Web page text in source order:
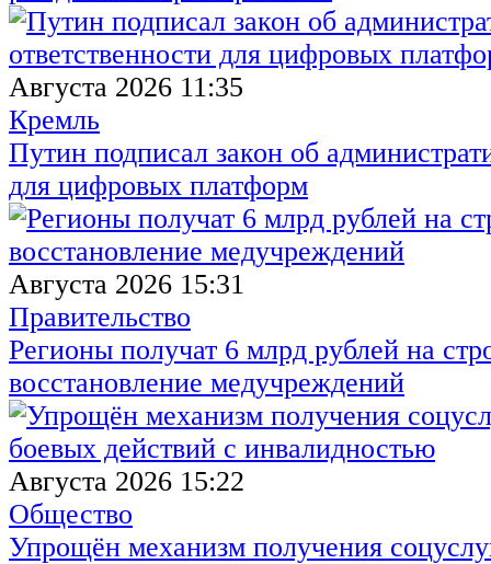
Августа 2026 11:35
Кремль
Путин подписал закон об
для цифровых платформ
Августа 2026 15:31
Правительство
Регионы получат 6 млрд рублей на
восстановление медучреждений
Августа 2026 15:22
Общество
Упрощён механизм получения